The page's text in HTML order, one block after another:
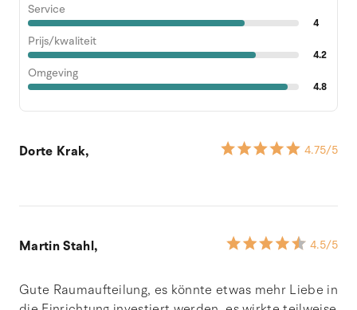
Service
4
Prijs/kwaliteit
4.2
Omgeving
4.8
Dorte Krak, 4.75/5
Martin Stahl, 4.5/5
Gute Raumaufteilung, es könnte etwas mehr Liebe in